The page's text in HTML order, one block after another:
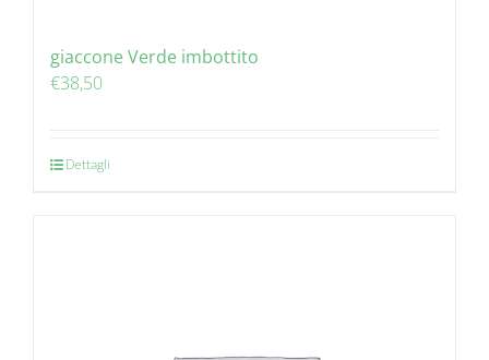
giaccone Verde imbottito
€38,50
Dettagli